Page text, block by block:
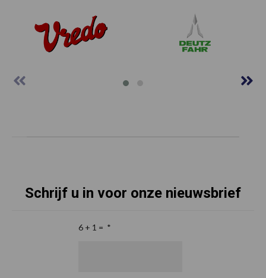
Schrijf u in voor onze nieuwsbrief
6 + 1 = *